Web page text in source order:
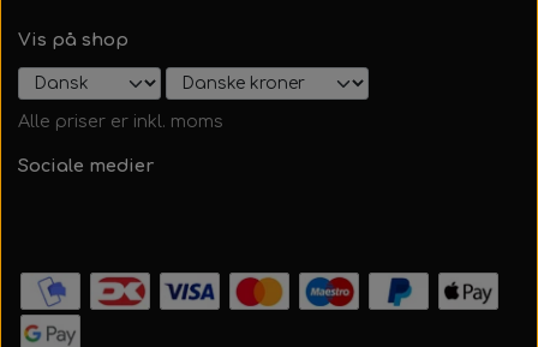
Vis på shop
Alle priser er inkl. moms
Sociale medier